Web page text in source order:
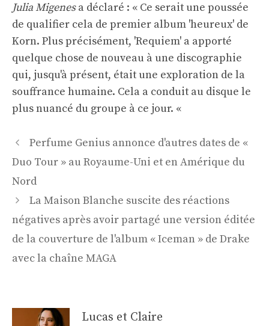
Julia Migenesa déclaré : « Ce serait une poussée
de qualifier cela de premier album 'heureux' de
Korn. Plus précisément, 'Requiem' a apporté
quelque chose de nouveau à une discographie
qui, jusqu'à présent, était une exploration de la
souffrance humaine. Cela a conduit au disque le
plus nuancé du groupe à ce jour. «
Navigation
des
articles
Perfume Genius annonce d'autres dates de «
Duo Tour » au Royaume-Uni et en Amérique du
Nord
La Maison Blanche suscite des réactions
négatives après avoir partagé une version éditée
de la couverture de l'album « Iceman » de Drake
avec la chaîne MAGA
Lucas et Claire